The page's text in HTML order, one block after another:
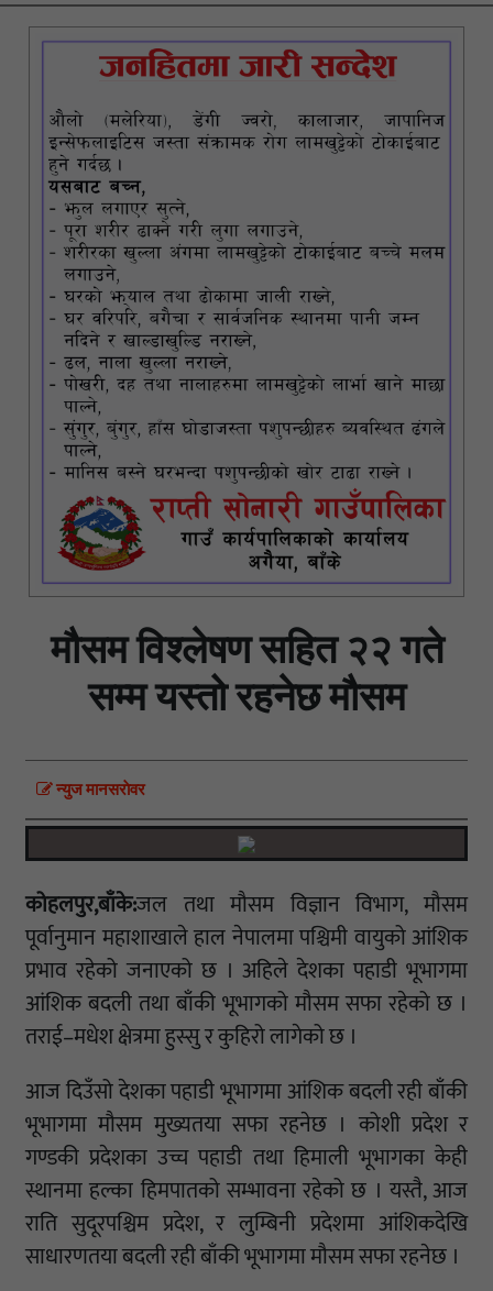
मौसम विश्लेषण सहित २२ गते
सम्म यस्तो रहनेछ मौसम
न्युज मानसराेवर
कोहलपुर,बाँके:जल तथा मौसम विज्ञान विभाग, मौसम
पूर्वानुमान महाशाखाले हाल नेपालमा पश्चिमी वायुको आंशिक
प्रभाव रहेको जनाएको छ । अहिले देशका पहाडी भूभागमा
आंशिक बदली तथा बाँकी भूभागको मौसम सफा रहेको छ ।
तराई–मधेश क्षेत्रमा हुस्सु र कुहिरो लागेको छ ।
आज दिउँसो देशका पहाडी भूभागमा आंशिक बदली रही बाँकी
भूभागमा मौसम मुख्यतया सफा रहनेछ । कोशी प्रदेश र
गण्डकी प्रदेशका उच्च पहाडी तथा हिमाली भूभागका केही
स्थानमा हल्का हिमपातको सम्भावना रहेको छ । यस्तै, आज
राति सुदूरपश्चिम प्रदेश, र लुम्बिनी प्रदेशमा आंशिकदेखि
साधारणतया बदली रही बाँकी भूभागमा मौसम सफा रहनेछ ।